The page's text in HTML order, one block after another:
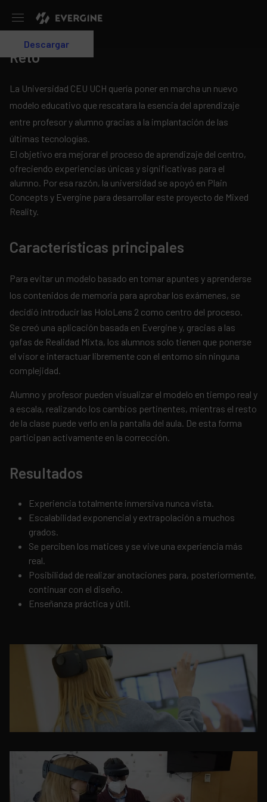
Login
Descargar
Reto
La Universidad CEU UCH quería poner en marcha un nuevo
modelo educativo que rescatara la esencia del aprendizaje
entre profesor y alumno gracias a la implantación de las
últimas tecnologías.
El objetivo era mejorar el proceso de aprendizaje del centro,
ofreciendo experiencias únicas y significativas para el
alumno. Por esa razón, la universidad se apoyó en Plain
Concepts y Evergine para desarrollar este proyecto de Mixed
Reality.
Características principales
Para evitar un modelo basado en tomar apuntes y aprenderse
los contenidos de memoria para aprobar los exámenes, se
decidió introducir las HoloLens 2 como centro del proceso.
Se creó una aplicación basada en Evergine y, gracias a las
gafas de Realidad Mixta, los alumnos solo tienen que ponerse
el visor e interactuar libremente con el entorno sin ninguna
complejidad.
Alumno y profesor pueden visualizar el modelo en tiempo real y
a escala, realizando los cambios pertinentes, mientras el resto
de la clase puede verlo en la pantalla del aula. De esta forma
participan activamente en la corrección.
Resultados
Experiencia totalmente inmersiva nunca vista.
Escalabilidad exponencial y extrapolación a muchos
grados.
Se perciben los matices y se vive una experiencia más
real.
Posibilidad de realizar anotaciones para, posteriormente,
continuar con el diseño.
Enseñanza práctica y útil.